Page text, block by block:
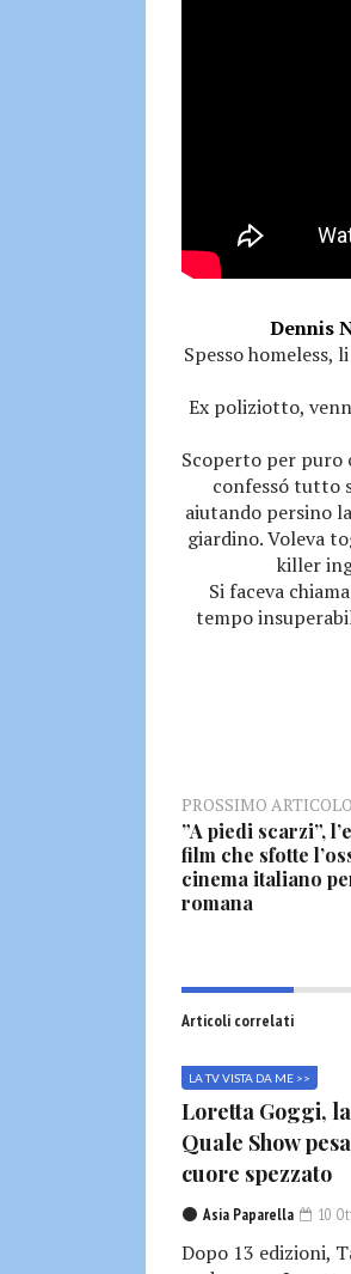
Dennis
Spesso homeless,
Ex poliziotto,
Scoperto per puro
confessó tutto
aiutando persino
giardino. Voleva
killer
Si faceva
tempo
PROSSIMO ARTICOLO
”A piedi scarzi”,
film che sfotte
cinema italiano
romana
Articoli correlati
LA TV VISTA DA ME >>
Loretta Goggi,
Quale Show
cuore spezzato
Asia Paparella 10
Dopo 13 edizioni,